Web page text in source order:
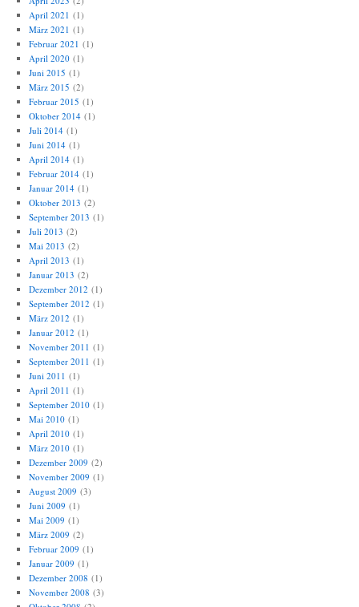
April 2021 (1)
März 2021 (1)
Februar 2021 (1)
April 2020(1)
Juni 2015 (1)
März 2015 (2)
Februar 2015 (1)
Oktober 2014(1)
Juli 2014(1)
Juni 2014(1)
April 2014(1)
Februar 2014(1)
Januar 2014(1)
Oktober 2013 (2)
September 2013 (1)
Juli 2013 (2)
Mai 2013 (2)
April 2013 (1)
Januar 2013 (2)
Dezember 2012 (1)
September 2012 (1)
März 2012 (1)
Januar 2012 (1)
November 2011 (1)
September 2011 (1)
Juni 2011 (1)
April 2011 (1)
September 2010(1)
Mai 2010(1)
April 2010(1)
März 2010(1)
Dezember 2009 (2)
November 2009 (1)
August 2009 (3)
Juni 2009 (1)
Mai 2009 (1)
März 2009 (2)
Februar 2009 (1)
Januar 2009 (1)
Dezember 2008 (1)
November 2008 (3)